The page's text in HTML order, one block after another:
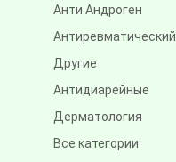
Анти Андроген
Антиревматический
Другие
Антидиарейные
Дерматология
Все категории